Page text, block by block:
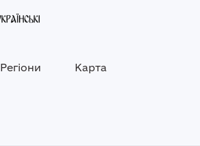
Регіони Карта